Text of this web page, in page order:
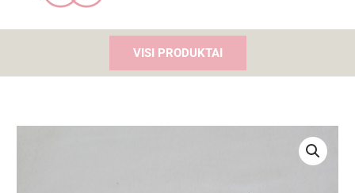
VISI PRODUKTAI